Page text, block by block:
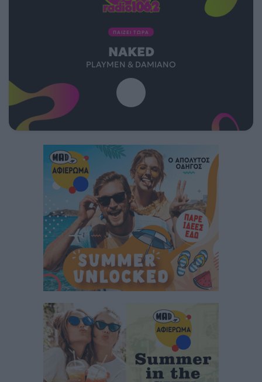
ΠΑΙΖΕΙ ΤΩΡΑ
NAKED
PLAYMEN & DAMIANO